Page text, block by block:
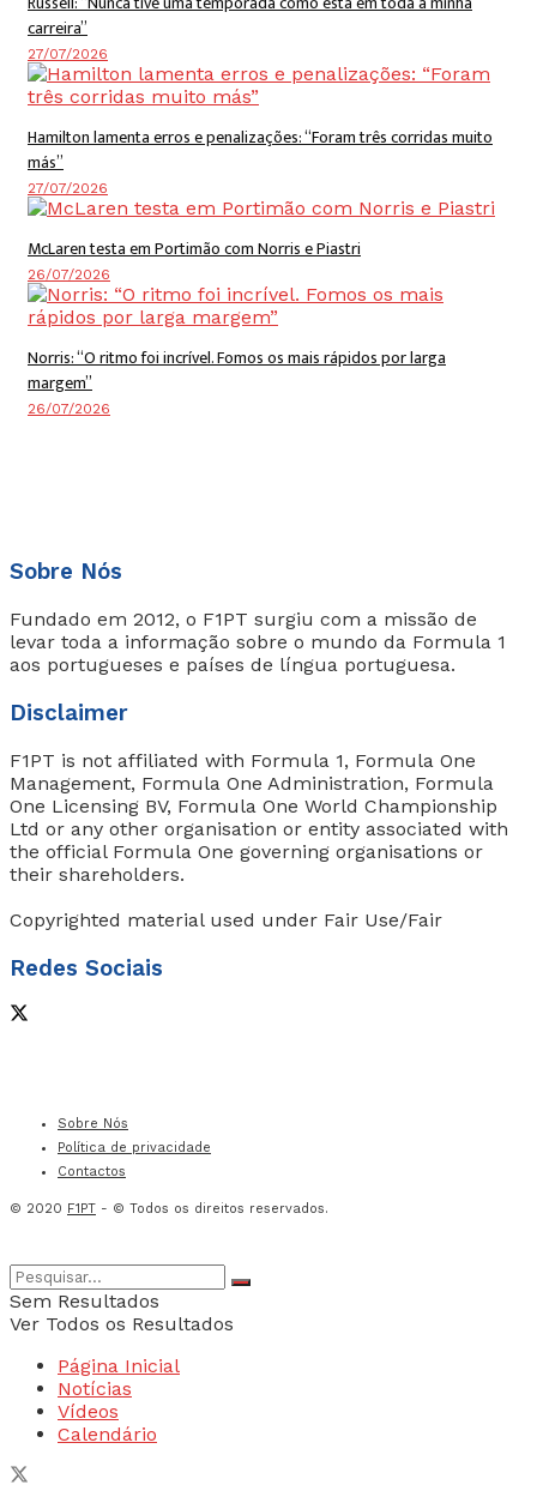
carreira”
27/07/2026
Hamilton lamenta erros e penalizações: “Foram três corridas muito
más”
27/07/2026
McLaren testa em Portimão com Norris e Piastri
26/07/2026
Norris: “O ritmo foi incrível. Fomos os mais rápidos por larga
margem”
26/07/2026
Sobre Nós
Fundado em 2012, o F1PT surgiu com a missão de
levar toda a informação sobre o mundo da Formula 1
aos portugueses e países de língua portuguesa.
Disclaimer
F1PT is not affiliated with Formula 1, Formula One
Management, Formula One Administration, Formula
One Licensing BV, Formula One World Championship
Ltd or any other organisation or entity associated with
the official Formula One governing organisations or
their shareholders.
Copyrighted material used under Fair Use/Fair
Redes Sociais
Sobre Nós
Política de privacidade
Contactos
© 2020 F1PT - © Todos os direitos reservados.
Sem Resultados
Ver Todos os Resultados
Página Inicial
Notícias
Vídeos
Calendário